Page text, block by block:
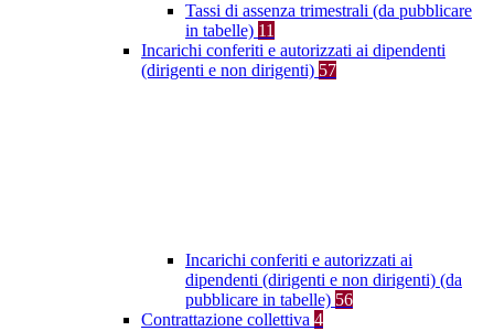
Tassi di assenza trimestrali (da pubblicare
in tabelle) 11
Incarichi conferiti e autorizzati ai dipendenti
(dirigenti e non dirigenti) 57
Incarichi conferiti e autorizzati ai
dipendenti (dirigenti e non dirigenti) (da
pubblicare in tabelle) 56
Contrattazione collettiva 4